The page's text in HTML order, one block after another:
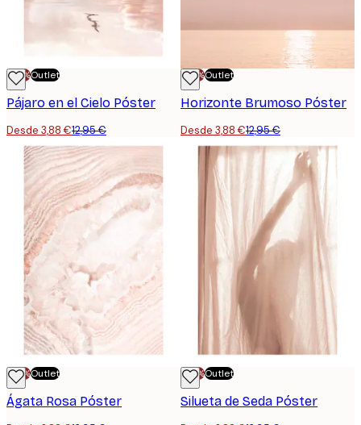
-70%Outlet
Pájaro en el Cielo Póster
Desde 3,88 €12,95 €
-70%Outlet
Horizonte Brumoso Póster
Desde 3,88 €12,95 €
-70%Outlet
Ágata Rosa Póster
-70%Outlet
Silueta de Seda Póster